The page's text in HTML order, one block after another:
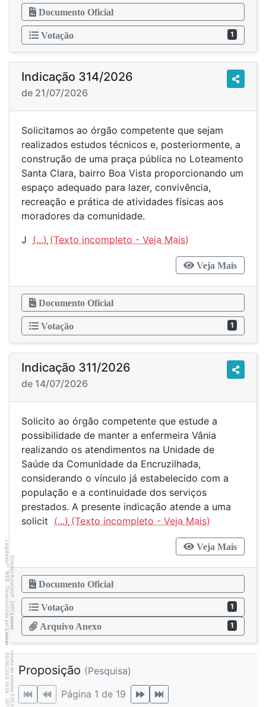
Documento Oficial
Votação 1
Indicação 314/2026
de 21/07/2026
Solicitamos ao órgão competente que sejam
realizados estudos técnicos e, posteriormente, a
construção de uma praça pública no Loteamento
Santa Clara, bairro Boa Vista proporcionando um
espaço adequado para lazer, convivência,
recreação e prática de atividades físicas aos
moradores da comunidade.
J (...)
Veja Mais
Documento Oficial
Votação 1
Indicação 311/2026
de 14/07/2026
Solicito ao órgão competente que estude a
possibilidade de manter a enfermeira Vânia
realizando os atendimentos na Unidade de
Saúde da Comunidade da Encruzilhada,
considerando o vínculo já estabelecido com a
população e a continuidade dos serviços
prestados. A presente indicação atende a uma
solicit (...)
Veja Mais
Documento Oficial
Votação 1
Arquivo Anexo 1
Proposição (Pesquisa)
Página 1 de 19
Direitos Autorais
©
2001
Lancer
Legislador
®
WEB - Desenvolvido por
Lancer
versão do sistema 2.10.20
3
5
7
-
4
:3
9
0
5
/
0
6
/
2
0
2
6